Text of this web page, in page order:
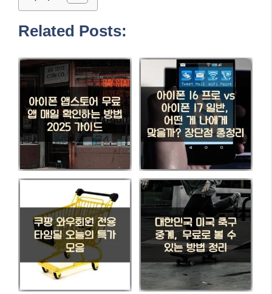
Related Posts: